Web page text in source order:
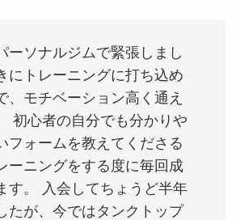
ーソナルジムで緊張しまし
にトレーニングに打ち込め
、モチベーション高く通え
初心者の自分でも分かりや
フォームを教えてくださる
ーニングをする度に毎回成
す。 入会してちょうど半年
たが、今ではタンクトップ